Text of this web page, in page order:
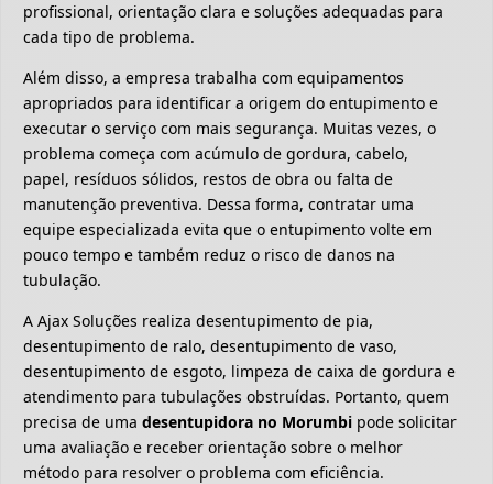
profissional, orientação clara e soluções adequadas para
cada tipo de problema.
Além disso, a empresa trabalha com equipamentos
apropriados para identificar a origem do entupimento e
executar o serviço com mais segurança. Muitas vezes, o
problema começa com acúmulo de gordura, cabelo,
papel, resíduos sólidos, restos de obra ou falta de
manutenção preventiva. Dessa forma, contratar uma
equipe especializada evita que o entupimento volte em
pouco tempo e também reduz o risco de danos na
tubulação.
A Ajax Soluções realiza desentupimento de pia,
desentupimento de ralo, desentupimento de vaso,
desentupimento de esgoto, limpeza de caixa de gordura e
atendimento para tubulações obstruídas. Portanto, quem
precisa de uma desentupidora no Morumbi pode solicitar
uma avaliação e receber orientação sobre o melhor
método para resolver o problema com eficiência.